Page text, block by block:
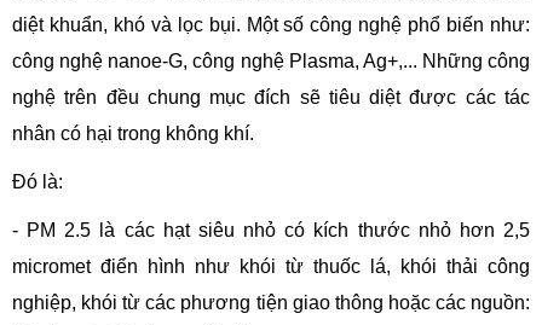
diệt khuẩn, khó và lọc bụi. Một số công nghệ phổ biến như:
công nghệ nanoe-G, công nghệ Plasma, Ag+,... Những công
nghệ trên đều chung mục đích sẽ tiêu diệt được các tác
nhân có hại trong không khí.
Đó là:
- PM 2.5 là các hạt siêu nhỏ có kích thước nhỏ hơn 2,5
micromet điển hình như khói từ thuốc lá, khói thải công
nghiệp, khói từ các phương tiện giao thông hoặc các nguồn: